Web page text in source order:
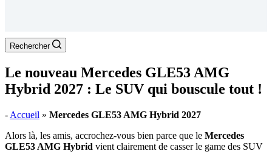
Rechercher
Le nouveau Mercedes GLE53 AMG
Hybrid 2027 : Le SUV qui bouscule tout !
- Accueil » Mercedes GLE53 AMG Hybrid 2027
Alors là, les amis, accrochez-vous bien parce que le Mercedes
GLE53 AMG Hybrid vient clairement de casser le game des SUV